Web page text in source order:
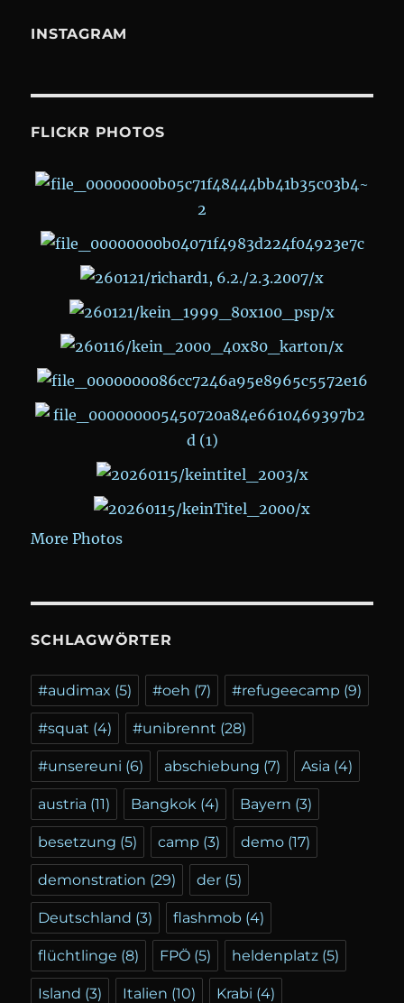
INSTAGRAM
FLICKR PHOTOS
More Photos
SCHLAGWÖRTER
#audimax (5) #oeh (7) #refugeecamp (9)
#squat (4) #unibrennt (28)
#unsereuni (6) abschiebung (7) Asia (4)
austria (11) Bangkok (4) Bayern (3)
besetzung (5) camp (3) demo (17)
demonstration (29) der (5)
Deutschland (3) flashmob (4)
flüchtlinge (8) FPÖ (5) heldenplatz (5)
Island (3) Italien (10) Krabi (4)